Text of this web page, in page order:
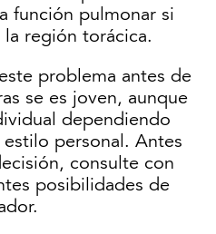
función pulmonar si
la región torácica.
problema antes de
se es joven, aunque
dependiendo
personal. Antes
consulte con
posibilidades de